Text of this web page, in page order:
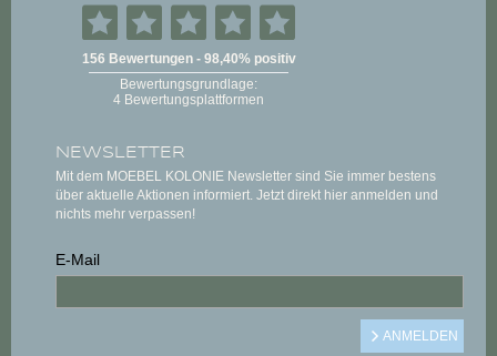
NEWSLETTER
Mit dem MOEBEL KOLONIE Newsletter sind Sie immer bestens
über aktuelle Aktionen informiert. Jetzt direkt hier anmelden und
nichts mehr verpassen!
E-Mail